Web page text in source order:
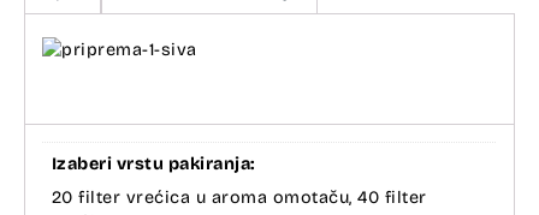
Izaberi vrstu pakiranja:
20 filter vrećica u aroma omotaču, 40 filter